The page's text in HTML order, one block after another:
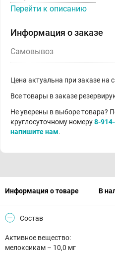
Перейти к описанию
Информация о заказе
Самовывоз
Цена актуальна при заказе на
Все товары в заказе
Не уверены в выборе товара?
круглосуточному номеру8-
напишите нам.
Информация о товаре В
Состав
Активное вещество:
мелоксикам – 10,0 мг